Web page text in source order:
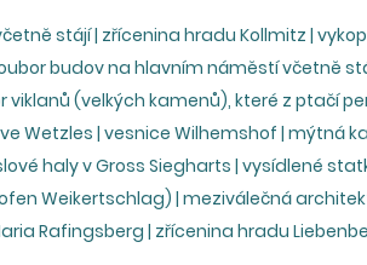
stájí | zřícenina hradu Kollmitz |
budov na hlavním náměstí včetně
viklanů (velkých kamenů), které z ptačí
Wetzles | vesnice Wilhemshof | mýtná
haly v Gross Siegharts | vysídlené
Weikertschlag) | meziválečná
Rafingsberg | zřícenina hradu